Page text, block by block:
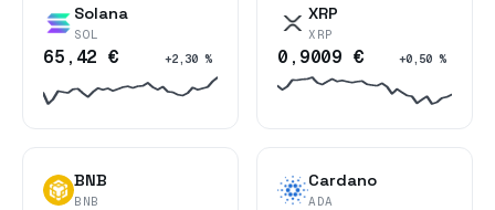
Solana
SOL
65,42 € +2,30 %
XRP
XRP
0,9009 € +0,50 %
BNB
BNB
Cardano
ADA